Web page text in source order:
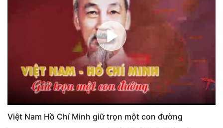
Việt Nam Hồ Chí Minh giữ trọn một con đường